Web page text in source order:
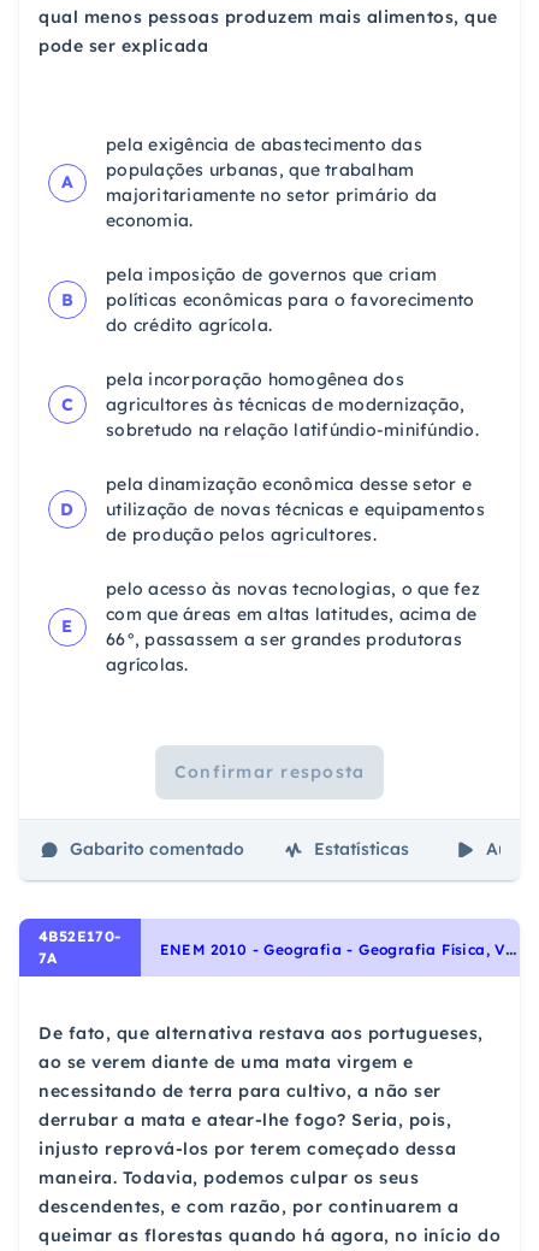
qual menos pessoas produzem mais alimentos, que
pode ser explicada
A
pela exigência de abastecimento das
populações urbanas, que trabalham
majoritariamente no setor primário da
economia.
B
pela imposição de governos que criam
políticas econômicas para o favorecimento
do crédito agrícola.
C
pela incorporação homogênea dos
agricultores às técnicas de modernização,
sobretudo na relação latifúndio-minifúndio.
D
pela dinamização econômica desse setor e
utilização de novas técnicas e equipamentos
de produção pelos agricultores.
E
pelo acesso às novas tecnologias, o que fez
com que áreas em altas latitudes, acima de
66°, passassem a ser grandes produtoras
agrícolas.
Confirmar resposta
Gabarito comentado Estatísticas Aulas
4B52E170-
7A
E
NEM 2010 - Geografia - Geografia Física, Vegetação
De fato, que alternativa restava aos portugueses,
ao se verem diante de uma mata virgem e
necessitando de terra para cultivo, a não ser
derrubar a mata e atear-lhe fogo? Seria, pois,
injusto reprová-los por terem começado dessa
maneira. Todavia, podemos culpar os seus
descendentes, e com razão, por continuarem a
queimar as florestas quando há agora, no início do